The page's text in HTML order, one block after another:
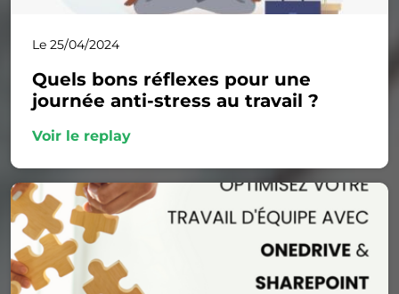
Le 25/04/2024
Quels bons réflexes pour une
journée anti-stress au travail ?
Voir le replay